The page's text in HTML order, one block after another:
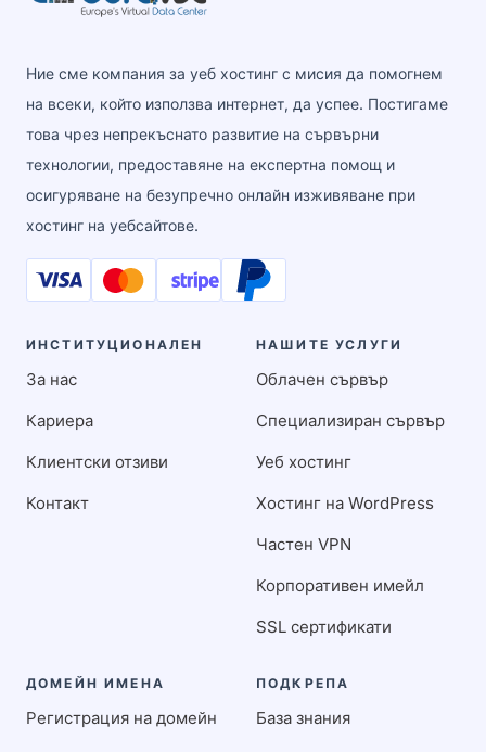
Ние сме компания за уеб хостинг с мисия да помогнем
на всеки, който използва интернет, да успее. Постигаме
това чрез непрекъснато развитие на сървърни
технологии, предоставяне на експертна помощ и
осигуряване на безупречно онлайн изживяване при
хостинг на уебсайтове.
ИНСТИТУЦИОНАЛЕН
За нас
Кариера
Клиентски отзиви
Контакт
НАШИТЕ УСЛУГИ
Облачен сървър
Специализиран сървър
Уеб хостинг
Хостинг на WordPress
Частен VPN
Корпоративен имейл
SSL сертификати
ДОМЕЙН ИМЕНА
Регистрация на домейн
ПОДКРЕПА
База знания